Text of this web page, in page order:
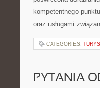
kompetentnego
oraz usługami
CATEGORIES:
PYTANIA